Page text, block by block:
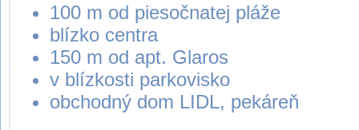
100 m od piesočnatej pláže
blízko centra
150 m od apt. Glaros
v blízkosti parkovisko
obchodný dom LIDL, pekáreň